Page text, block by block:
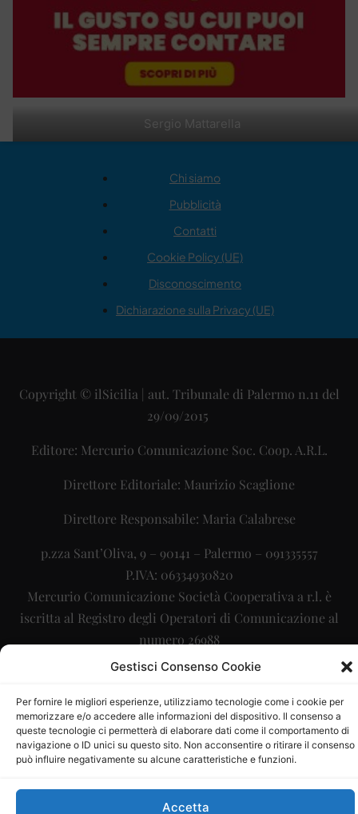
Gestisci Consenso Cookie
Per fornire le migliori esperienze, utilizziamo tecnologie come i cookie per
memorizzare e/o accedere alle informazioni del dispositivo. Il consenso a
queste tecnologie ci permetterà di elaborare dati come il comportamento di
navigazione o ID unici su questo sito. Non acconsentire o ritirare il consenso
può influire negativamente su alcune caratteristiche e funzioni.
Accetta
Sergio Mattarella
Chi siamo
Pubblicità
Contatti
Cookie Policy (UE)
Disconoscimento
Dichiarazione sulla Privacy (UE)
Copyright © ilSicilia | aut. Tribunale di Palermo n.11 del
29/09/2015
Editore: Mercurio Comunicazione Soc. Coop. A.R.L.
Direttore Editoriale: Maurizio Scaglione
Direttore Responsabile: Maria Calabrese
p.zza Sant’Oliva, 9 – 90141 – Palermo – 091335557
P.IVA: 06334930820
Mercurio Comunicazione Società Cooperativa a r.l. è
iscritta al Registro degli Operatori di Comunicazione al
numero 26988
Sito gestito daLa Digitale srl– info@ladigitale.it